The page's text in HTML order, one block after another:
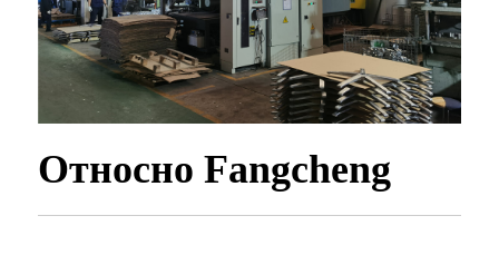
Относно Fangcheng